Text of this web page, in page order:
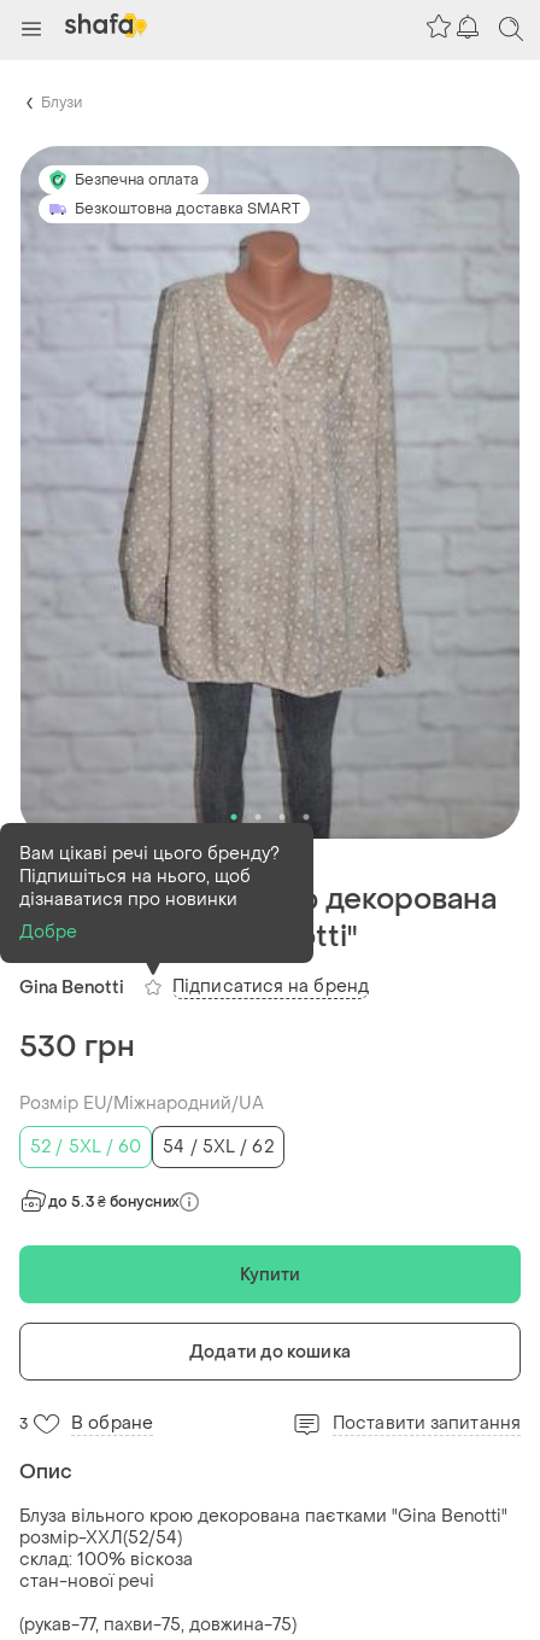
Блузи
Безпечна оплата
Безкоштовна доставка SMART
В наявності1 шт
Блуза вільного крою декорована
паєтками "gina benotti"
Gina Benotti
Вам цікаві речі цього бренду?
Підпишіться на нього, щоб
дізнаватися про новинки
Добре
Підписатися на бренд
530 грн
Розмір EU/Міжнародний/UA
52 / 5XL / 60
54 / 5XL / 62
до 5.3 ₴ бонусних
Купити
Додати до кошика
3 В обране Поставити запитання
Опис
Блуза вільного крою декорована паєтками "Gina Benotti"
розмір-ХХЛ(52/54)
склад: 100% віскоза
стан-нової речі
(рукав-77, пахви-75, довжина-75)